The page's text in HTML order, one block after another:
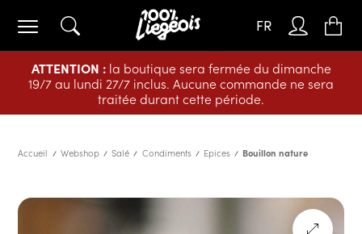
ATTENTION :la boutique sera fermée du dimanche
19/7 au lundi 27/7 inclus. Aucune commande ne sera
traitée durant cette période.
FR
Accueil Webshop Salé Condiments Epices Bouillon nature